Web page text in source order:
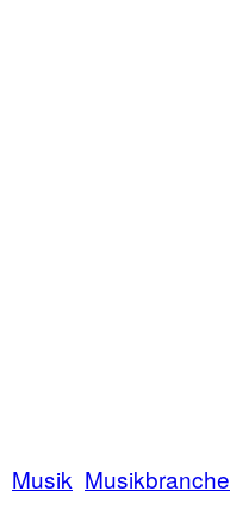
Musik Musikbranche